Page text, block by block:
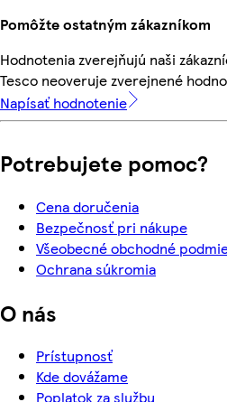
Pomôžte ostatným zákazníkom
Hodnotenia zverejňujú naši
Tesco neoveruje zverejnené
Napísať hodnotenie
Potrebujete pomoc?
Cena doručenia
Bezpečnosť pri nákupe
Všeobecné obchodné
Ochrana súkromia
O nás
Prístupnosť
Kde dovážame
Poplatok za službu